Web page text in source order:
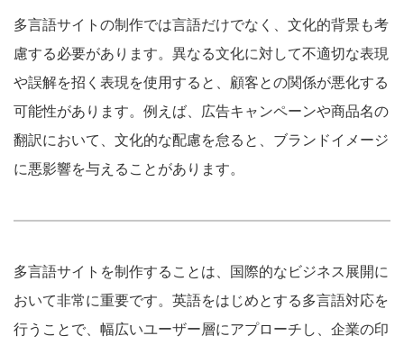
多言語サイトの制作では言語だけでなく、文化的背景も考
慮する必要があります。異なる文化に対して不適切な表現
や誤解を招く表現を使用すると、顧客との関係が悪化する
可能性があります。例えば、広告キャンペーンや商品名の
翻訳において、文化的な配慮を怠ると、ブランドイメージ
に悪影響を与えることがあります。
多言語サイトを制作することは、国際的なビジネス展開に
おいて非常に重要です。英語をはじめとする多言語対応を
行うことで、幅広いユーザー層にアプローチし、企業の印